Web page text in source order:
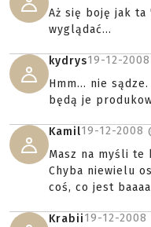
Aż się boję jak ta
wyglądać...
kydrys19-12-
Hmm... nie
będą je
Kamil19-12-2008
Masz na myśli te
Chyba niewielu
coś, co jest
Krabii19-12-2008